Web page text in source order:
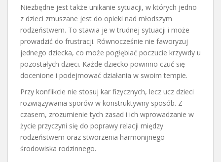
Niezbędne jest także unikanie sytuacji, w których jedno
z dzieci zmuszane jest do opieki nad młodszym
rodzeństwem. To stawia je w trudnej sytuacji i może
prowadzić do frustracji. Równocześnie nie faworyzuj
jednego dziecka, co może pogłębiać poczucie krzywdy u
pozostałych dzieci. Każde dziecko powinno czuć się
docenione i podejmować działania w swoim tempie.
Przy konflikcie nie stosuj kar fizycznych, lecz ucz dzieci
rozwiązywania sporów w konstruktywny sposób. Z
czasem, zrozumienie tych zasad i ich wprowadzanie w
życie przyczyni się do poprawy relacji między
rodzeństwem oraz stworzenia harmonijnego
środowiska rodzinnego.